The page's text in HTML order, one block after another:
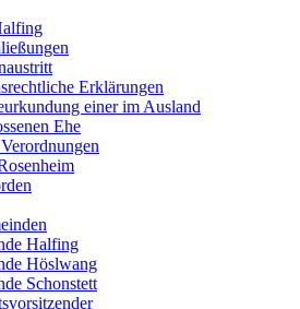
Erklärungen
einer im Ausland
Ehe
Halfing
Höslwang
Schonstett